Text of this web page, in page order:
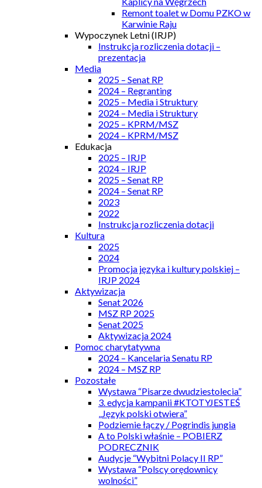
Remont toalet w Domu PZKO w
Karwinie Raju
Wypoczynek Letni (IRJP)
Instrukcja rozliczenia dotacji –
prezentacja
Media
2025 – Senat RP
2024 – Regranting
2025 – Media i Struktury
2024 – Media i Struktury
2025 – KPRM/MSZ
2024 – KPRM/MSZ
Edukacja
2025 – IRJP
2024 – IRJP
2025 – Senat RP
2024 – Senat RP
2023
2022
Instrukcja rozliczenia dotacji
Kultura
2025
2024
Promocja języka i kultury polskiej –
IRJP 2024
Aktywizacja
Senat 2026
MSZ RP 2025
Senat 2025
Aktywizacja 2024
Pomoc charytatywna
2024 – Kancelaria Senatu RP
2024 – MSZ RP
Pozostałe
Wystawa “Pisarze dwudziestolecia”
3. edycja kampanii #KTOTYJESTEŚ
„Język polski otwiera”
Podziemie łączy / Pogrindis jungia
A to Polski właśnie – POBIERZ
PODRECZNIK
Audycje “Wybitni Polacy II RP”
Wystawa “Polscy orędownicy
wolności”